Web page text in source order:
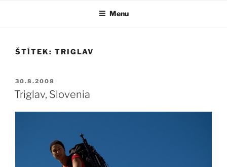
Menu
ŠTÍTEK: TRIGLAV
PUBLIKOVÁNO
30.8.2008
Triglav, Slovenia